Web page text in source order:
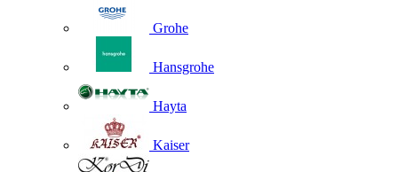
Grohe
Hansgrohe
Hayta
Kaiser